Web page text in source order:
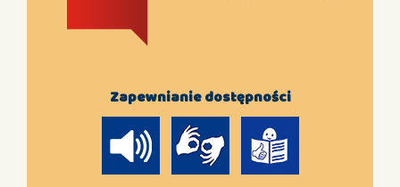
Zapewnianie dostępności